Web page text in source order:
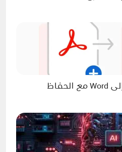
كيفية تحويل ملف Pdf إلى Word مع الحفاظ